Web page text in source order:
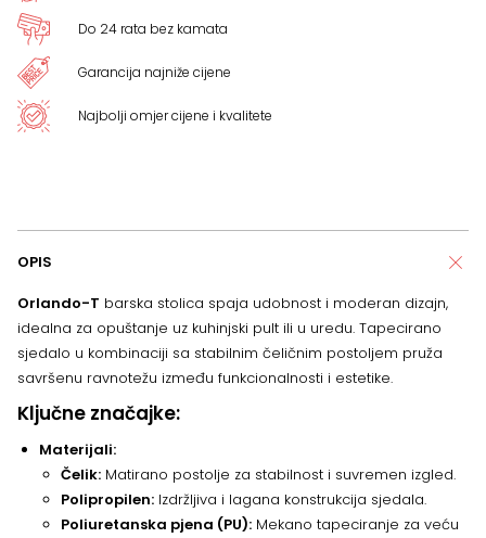
Do 24 rata bez kamata
Garancija najniže cijene
Najbolji omjer cijene i kvalitete
OPIS
Orlando-T barska stolica spaja udobnost i moderan dizajn,
idealna za opuštanje uz kuhinjski pult ili u uredu. Tapecirano
sjedalo u kombinaciji sa stabilnim čeličnim postoljem pruža
savršenu ravnotežu između funkcionalnosti i estetike.
Ključne značajke:
Materijali:
Čelik: Matirano postolje za stabilnost i suvremen izgled.
Polipropilen: Izdržljiva i lagana konstrukcija sjedala.
Poliuretanska pjena (PU): Mekano tapeciranje za veću